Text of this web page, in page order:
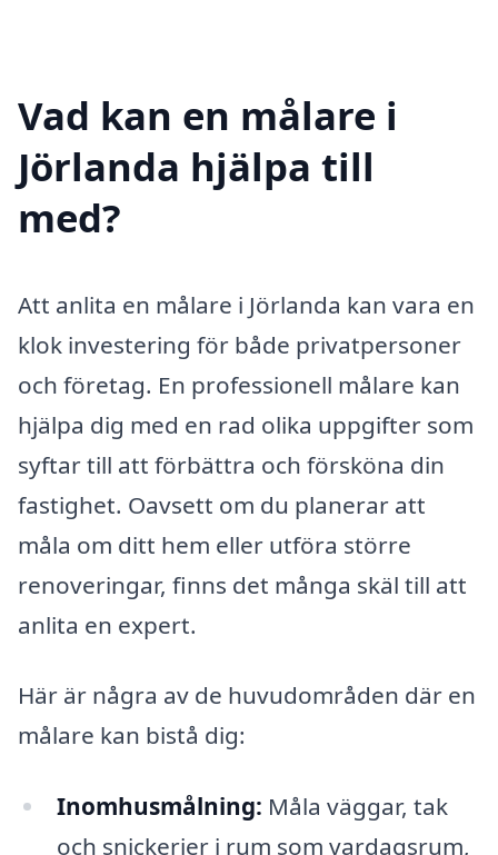
Vad kan en målare i
Jörlanda hjälpa till
med?
Att anlita en målare i Jörlanda kan vara en
klok investering för både privatpersoner
och företag. En professionell målare kan
hjälpa dig med en rad olika uppgifter som
syftar till att förbättra och försköna din
fastighet. Oavsett om du planerar att
måla om ditt hem eller utföra större
renoveringar, finns det många skäl till att
anlita en expert.
Här är några av de huvudområden där en
målare kan bistå dig:
Inomhusmålning: Måla väggar, tak
och snickerier i rum som vardagsrum,